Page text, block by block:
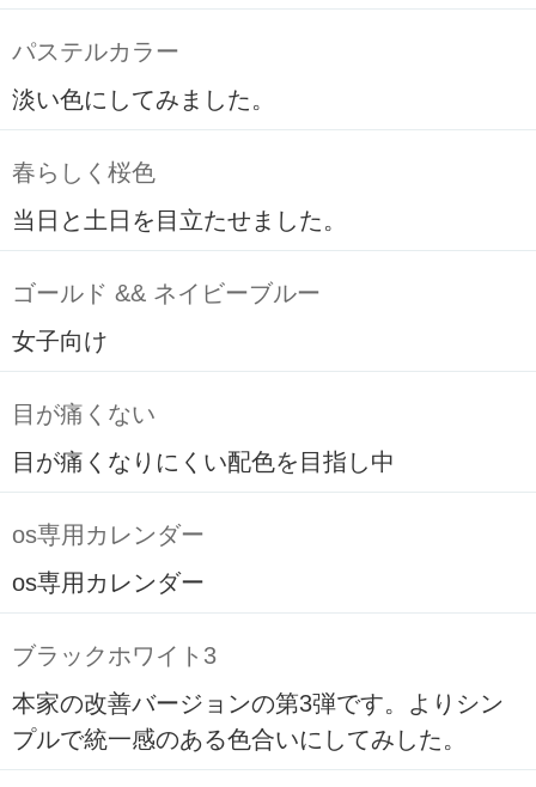
パステルカラー
淡い色にしてみました。
春らしく桜色
当日と土日を目立たせました。
ゴールド && ネイビーブルー
女子向け
目が痛くない
目が痛くなりにくい配色を目指し中
os専用カレンダー
os専用カレンダー
ブラックホワイト3
本家の改善バージョンの第3弾です。よりシン
プルで統一感のある色合いにしてみした。